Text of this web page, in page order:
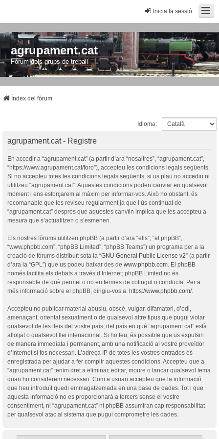
Inicia la sessió
agrupament.cat
Fòrum dels grups de treball
Índex del fòrum
Idioma:
agrupament.cat - Registre
En accedir a “agrupament.cat” (a partir d’ara “nosaltres”, “agrupament.cat”,
“https://www.agrupament.cat/foro”), accepteu les condicions legals següents.
Si no accepteu totes les condicions legals següents, si us plau no accediu ni
utilitzeu “agrupament.cat”. Aquestes condicions poden canviar en qualsevol
moment i ens esforçarem al màxim per informar-vos. Això no obstant, és
recomanable que les reviseu regularment ja que l’ús continuat de
“agrupament.cat” després que aquestes canvïin implica que les accepteu a
mesura que s’actualitzen o s’esmenen.
Els nostres fòrums utilitzen phpBB (a partir d’ara “ells”, “el phpBB”,
“www.phpbb.com”, “phpBB Limited”, “phpBB Teams”) un programa per a la
creació de fòrums distribuït sota la “GNU General Public License v2” (a partir
d’ara la “GPL”) que us podeu baixar des de www.phpbb.com . El phpBB
només facilita els debats a través d’Internet; phpBB Limted no és
responsable de què permet o no en termes de cotingut o conducta. Per a
més informació sobre el phpBB, dirigiu-vos a: https://www.phpbb.com/.
Accepteu no publicar material abusiu, obscè, vulgar, difamatori, d’odi,
amenaçant, orientat sexualment o de qualsevol altre tipus que pugui violar
qualsevol de les lleis del vostre país, del país en què “agrupament.cat” està
allotjat o qualsevol llei intenacional. Si ho feu, és possible que us expulsin
de manera immediata i permanent, amb una notificació al vostre proveïdor
d’Internet si fos necessari. L’adreça IP de totes les vostres entrades és
enregistrada per ajudar a fer complir aquestes condicions. Accepteu que a
“agrupament.cat” tenim dret a eliminar, editar, moure o tancar qualsevol tema
quan ho considerem necessari. Com a usuari accepteu que la informació
que heu introduït quedi emmagatzemada en una base de dades. Tot i que
aquesta informació no es proporcionarà a tercers sense el vostre
consentiment, ni “agrupament.cat” ni phpBB assumiran cap responsabilitat
per qualsevol atac al sistema que pugui comprometre les dades.